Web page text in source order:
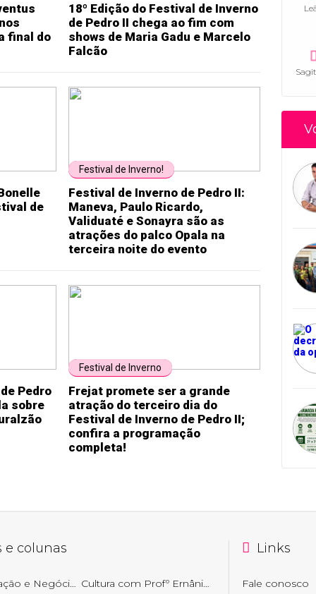
final do
18º Edição do Festival de Inverno
de Pedro II chega ao fim com
shows de Maria Gadu e Marcelo
Falcão
de
Festival de Inverno!
Festival de Inverno de Pedro II:
Maneva, Paulo Ricardo,
Validuaté e Sonayra são as
atrações do palco Opala na
terceira noite do evento
Pedro
sobre
Festival de Inverno
Frejat promete ser a grande
atração do terceiro dia do
Festival de Inverno de Pedro II;
confira a programação
completa!
e colunas Links
Fale conosco